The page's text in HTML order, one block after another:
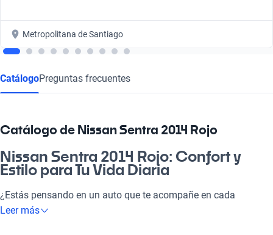
Metropolitana de Santiago
CatálogoPreguntas frecuentes
Catálogo de Nissan Sentra 2014 Rojo
Nissan Sentra 2014 Rojo: Confort y
Estilo para Tu Vida Diaria
¿Estás pensando en un auto que te acompañe en cada
aventura? El Nissan Sentra 2014 Rojo es la mezcla perfecta de
Leer más